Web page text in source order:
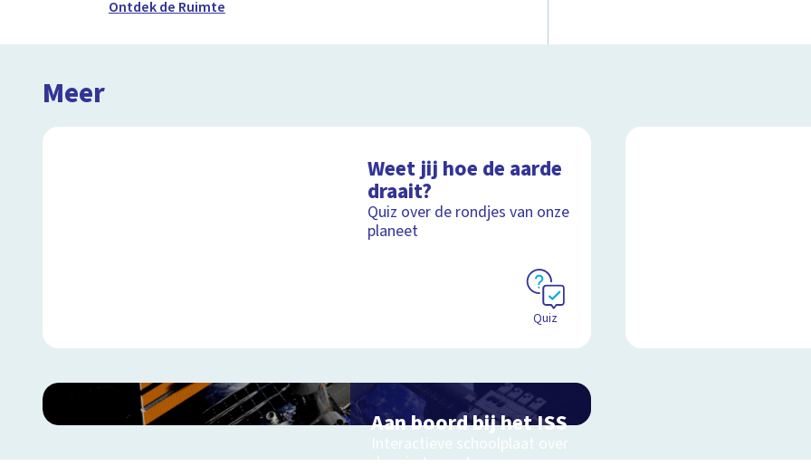
Ontdek de Ruimte
Meer
Weet jij hoe de aarde
draait?
Quiz over de rondjes van onze
planeet
Quiz
Aan boord bij het ISS
Interactieve schoolplaat over
de ruimtevaart